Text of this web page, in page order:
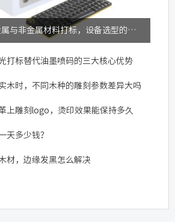
激光打标机：金属与非金属材料打标，设备选型的关键差异
打标替代油墨喷码的三大核心优势
木时，不同木种的雕刻参数差异大吗
上雕刻logo，烫印效果能保持多久
天多少钱？
材，边缘发黑怎么解决